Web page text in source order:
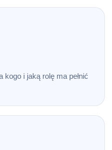
i jaką rolę ma pełnić